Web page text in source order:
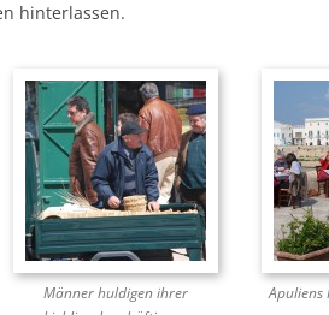
hinterlassen.
Männer huldigen ihrer
Apuliens